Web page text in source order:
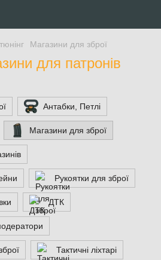
Магазини для зброї
для патронів
Антабки, Петлі
Магазини для зброї
Рукоятки для зброї
ДТК
Тактичні ліхтарі